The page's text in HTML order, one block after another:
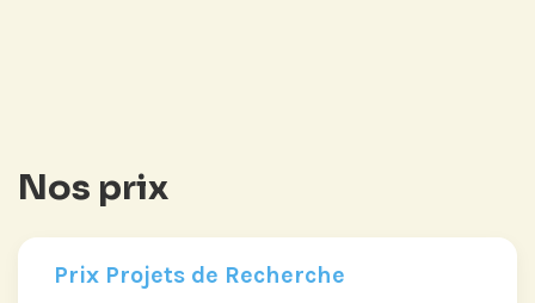
Nos prix
Prix Projets de Recherche